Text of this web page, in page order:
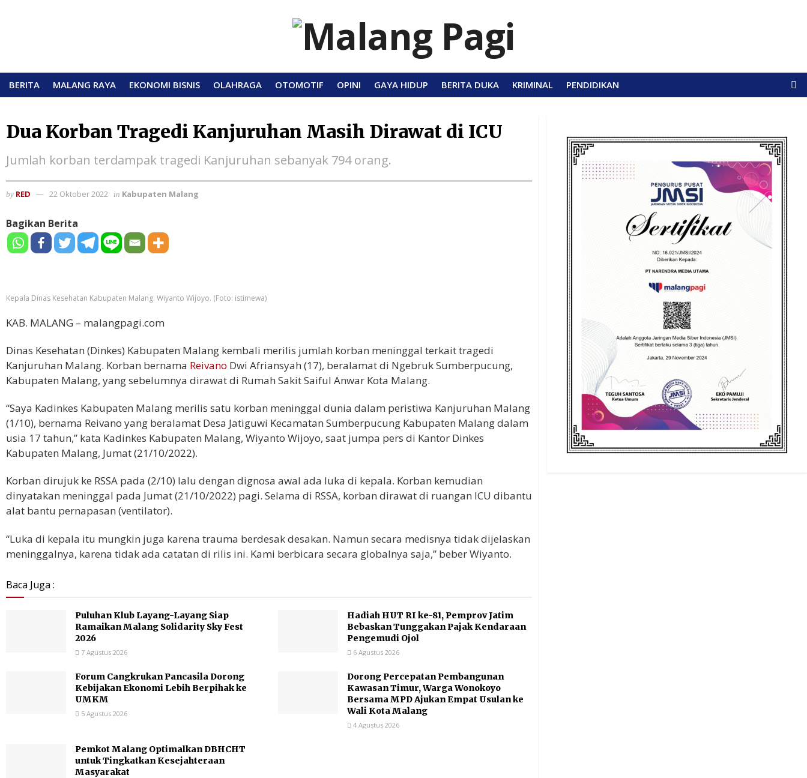
BERITA MALANG RAYA EKONOMI BISNIS OLAHRAGA OTOMOTIF OPINI GAYA HIDUP BERITA DUKA KRIMINAL PENDIDIKAN
Dua Korban Tragedi Kanjuruhan Masih Dirawat di ICU
Jumlah korban terdampak tragedi Kanjuruhan sebanyak 794 orang.
by RED 22 Oktober 2022 in Kabupaten Malang
Bagikan Berita
Kepala Dinas Kesehatan Kabupaten Malang. Wiyanto Wijoyo. (Foto: istimewa)
KAB. MALANG – malangpagi.com
Dinas Kesehatan (Dinkes) Kabupaten Malang kembali merilis jumlah korban meninggal terkait tragedi
Kanjuruhan Malang. Korban bernama Reivano Dwi Afriansyah (17), beralamat di Ngebruk Sumberpucung,
Kabupaten Malang, yang sebelumnya dirawat di Rumah Sakit Saiful Anwar Kota Malang.
“Saya Kadinkes Kabupaten Malang merilis satu korban meninggal dunia dalam peristiwa Kanjuruhan Malang
(1/10), bernama Reivano yang beralamat Desa Jatiguwi Kecamatan Sumberpucung Kabupaten Malang dalam
usia 17 tahun,” kata Kadinkes Kabupaten Malang, Wiyanto Wijoyo, saat jumpa pers di Kantor Dinkes
Kabupaten Malang, Jumat (21/10/2022).
Korban dirujuk ke RSSA pada (2/10) lalu dengan dignosa awal ada luka di kepala. Korban kemudian
dinyatakan meninggal pada Jumat (21/10/2022) pagi. Selama di RSSA, korban dirawat di ruangan ICU dibantu
alat bantu pernapasan (ventilator).
“Luka di kepala itu mungkin juga karena trauma berdesak desakan. Namun secara medisnya tidak dijelaskan
meninggalnya, karena tidak ada catatan di rilis ini. Kami berbicara secara globalnya saja,” beber Wiyanto.
Baca Juga :
Puluhan Klub Layang-Layang Siap
Ramaikan Malang Solidarity Sky Fest
2026
7 Agustus 2026
Hadiah HUT RI ke-81, Pemprov Jatim
Bebaskan Tunggakan Pajak Kendaraan
Pengemudi Ojol
6 Agustus 2026
Forum Cangkrukan Pancasila Dorong
Kebijakan Ekonomi Lebih Berpihak ke
UMKM
5 Agustus 2026
Dorong Percepatan Pembangunan
Kawasan Timur, Warga Wonokoyo
Bersama MPD Ajukan Empat Usulan ke
Wali Kota Malang
4 Agustus 2026
Pemkot Malang Optimalkan DBHCHT
untuk Tingkatkan Kesejahteraan
Masyarakat